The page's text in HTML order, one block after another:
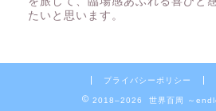
たいと思います。
プライバシーポリシー
2018–2026 世界百周 ～